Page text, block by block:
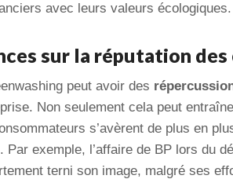
avec leurs valeurs écologiques.
sur la réputation
peut avoir des
Non seulement cela peut
s’avèrent de plus en
Par exemple, l’affaire de BP lors du
terni son image, malgré ses